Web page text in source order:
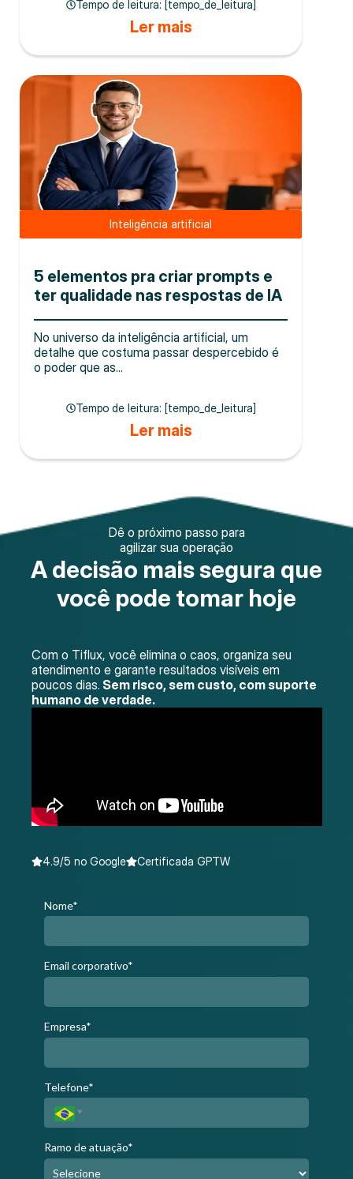
Tempo de leitura: [tempo_de_leitura]
Ler mais
Inteligência artificial
5 elementos pra criar prompts e
ter qualidade nas respostas de IA
No universo da inteligência artificial, um
detalhe que costuma passar despercebido é
o poder que as...
Tempo de leitura: [tempo_de_leitura]
Ler mais
Dê o próximo passo para
agilizar sua operação
A decisão mais segura que
você pode tomar hoje
Com o Tiflux, você elimina o caos, organiza seu
atendimento e garante resultados visíveis em
poucos dias. Sem risco, sem custo, com suporte
humano de verdade.
4.9/5 no Google Certificada GPTW
Nome*
Email corporativo*
Empresa*
Telefone*
Ramo de atuação*